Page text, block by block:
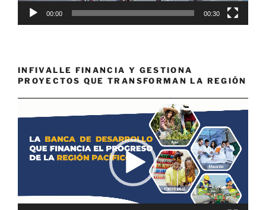
00:00 00:30
INFIVALLE FINANCIA Y GESTIONA
PROYECTOS QUE TRANSFORMAN LA REGIÓN
de